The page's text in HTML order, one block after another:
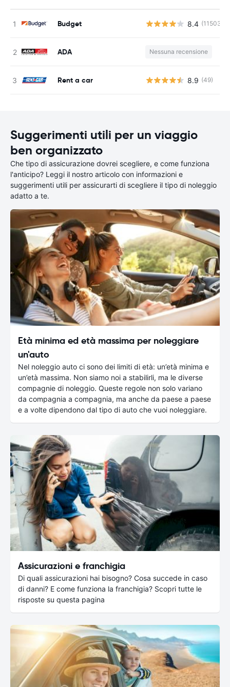
Budget 8.4 (11503)
ADA Nessuna recensione
Rent a car 8.9 (49)
Suggerimenti utili per un viaggio
ben organizzato
Che tipo di assicurazione dovrei scegliere, e come funziona
l'anticipo? Leggi il nostro articolo con informazioni e
suggerimenti utili per assicurarti di scegliere il tipo di noleggio
adatto a te.
Età minima ed età massima per noleggiare
un'auto
Nel noleggio auto ci sono dei limiti di età: un’età minima e
un’età massima. Non siamo noi a stabilirli, ma le diverse
compagnie di noleggio. Queste regole non solo variano
da compagnia a compagnia, ma anche da paese a paese
e a volte dipendono dal tipo di auto che vuoi noleggiare.
Assicurazioni e franchigia
Di quali assicurazioni hai bisogno? Cosa succede in caso
di danni? E come funziona la franchigia? Scopri tutte le
risposte su questa pagina